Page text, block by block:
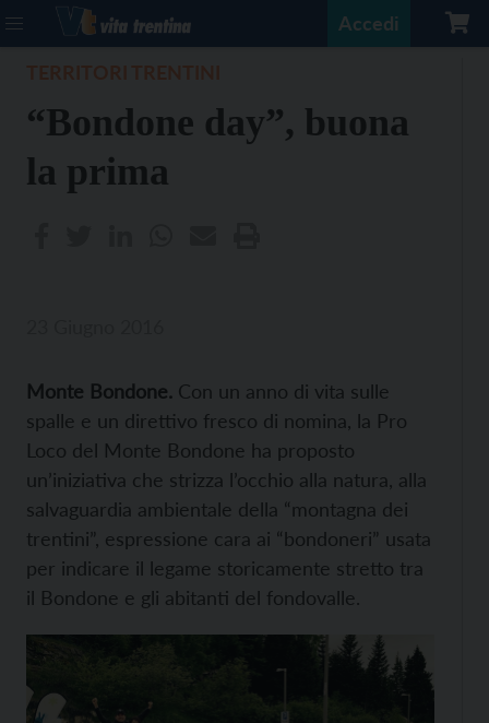
Accedi
“Bondone day”, buona
la prima
Monte Bondone. Con un anno di vita sulle
spalle e un direttivo fresco di nomina, la Pro
Loco del Monte Bondone ha proposto
un’iniziativa che strizza l’occhio alla natura, alla
salvaguardia ambientale della “montagna dei
trentini”, espressione cara ai “bondoneri” usata
per indicare il legame storicamente stretto tra
il Bondone e gli abitanti del fondovalle.